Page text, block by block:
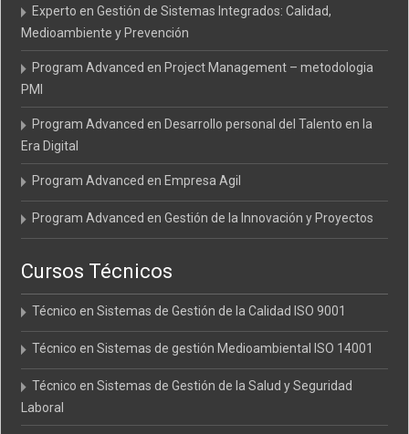
Experto en Gestión de Sistemas Integrados: Calidad,
Medioambiente y Prevención
Program Advanced en Project Management – metodologia
PMI
Program Advanced en Desarrollo personal del Talento en la
Era Digital
Program Advanced en Empresa Agil
Program Advanced en Gestión de la Innovación y Proyectos
Cursos Técnicos
Técnico en Sistemas de Gestión de la Calidad ISO 9001
Técnico en Sistemas de gestión Medioambiental ISO 14001
Técnico en Sistemas de Gestión de la Salud y Seguridad
Laboral